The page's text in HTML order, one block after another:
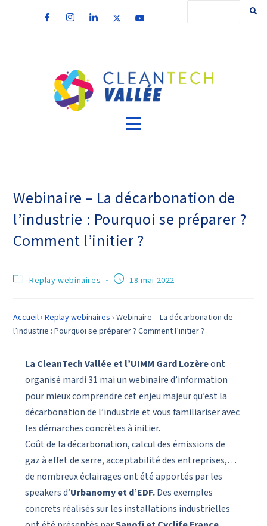
Webinaire – La décarbonation de
l’industrie : Pourquoi se préparer ?
Comment l’initier ?
Replay webinaires 18 mai 2022
Accueil›Replay webinaires ›Webinaire – La décarbonation de
l’industrie : Pourquoi se préparer ? Comment l’initier ?
La CleanTech Vallée et l’UIMM Gard Lozèreont
organisé mardi 31 mai un webinaire d’information
pour mieux comprendre cet enjeu majeur qu’est la
décarbonation de l’industrie et vous familiariser avec
les démarches concrètes à initier.
Coût de la décarbonation, calcul des émissions de
gaz à effet de serre, acceptabilité des entreprises,…
de nombreux éclairages ont été apportés par les
speakers d’Urbanomy et d’EDF.Des exemples
concrets réalisés sur les installations industrielles